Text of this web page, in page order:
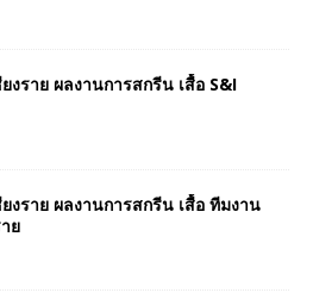
งราย ผลงานการสกรีน เสื้อ S&I
งราย ผลงานการสกรีน เสื้อ ทีมงาน
ย